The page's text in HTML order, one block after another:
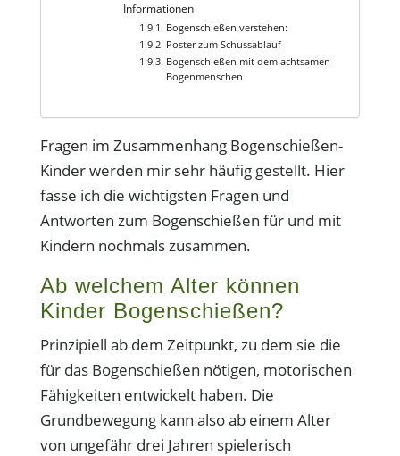
Informationen
Bogenschießen verstehen:
Poster zum Schussablauf
Bogenschießen mit dem achtsamen
Bogenmenschen
Fragen im Zusammenhang Bogenschießen-
Kinder werden mir sehr häufig gestellt. Hier
fasse ich die wichtigsten Fragen und
Antworten zum Bogenschießen für und mit
Kindern nochmals zusammen.
Ab welchem Alter können
Kinder Bogenschießen?
Prinzipiell ab dem Zeitpunkt, zu dem sie die
für das Bogenschießen nötigen, motorischen
Fähigkeiten entwickelt haben. Die
Grundbewegung kann also ab einem Alter
von ungefähr drei Jahren spielerisch